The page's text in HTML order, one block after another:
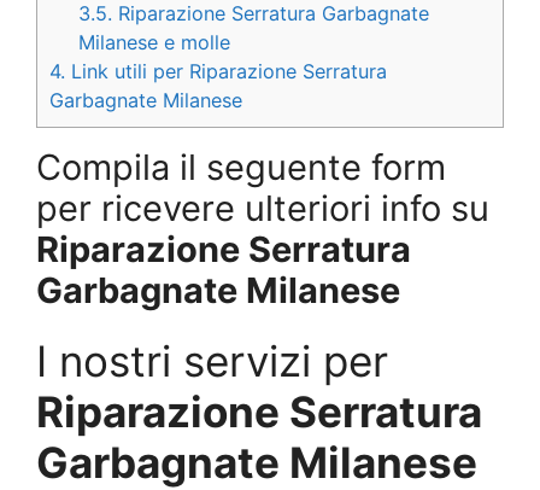
3.5. Riparazione Serratura Garbagnate
Milanese e molle
4. Link utili per Riparazione Serratura
Garbagnate Milanese
Compila il seguente form
per ricevere ulteriori info su
Riparazione Serratura
Garbagnate Milanese
I nostri servizi per
Riparazione Serratura
Garbagnate Milanese